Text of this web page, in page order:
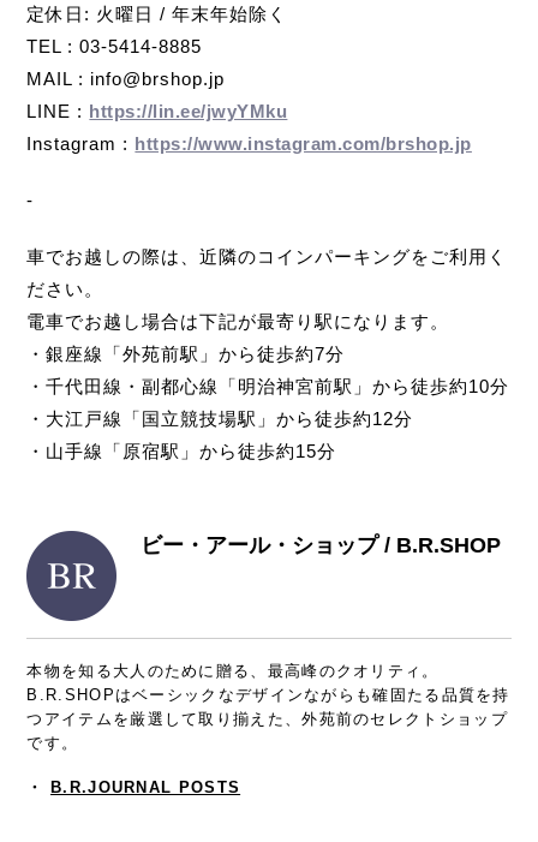
定休日: 火曜日 / 年末年始除く
TEL : 03-5414-8885
MAIL : info@brshop.jp
LINE : https://lin.ee/jwyYMku
Instagram : https://www.instagram.com/brshop.jp
-
車でお越しの際は、近隣のコインパーキングをご利用く
ださい。
電車でお越し場合は下記が最寄り駅になります。
・銀座線「外苑前駅」から徒歩約7分
・千代田線・副都心線「明治神宮前駅」から徒歩約10分
・大江戸線「国立競技場駅」から徒歩約12分
・山手線「原宿駅」から徒歩約15分
ビー・アール・ショップ / B.R.SHOP
本物を知る大人のために贈る、最高峰のクオリティ。
B.R.SHOPはベーシックなデザインながらも確固たる品質を持
つアイテムを厳選して取り揃えた、外苑前のセレクトショップ
です。
・ B.R.JOURNAL POSTS